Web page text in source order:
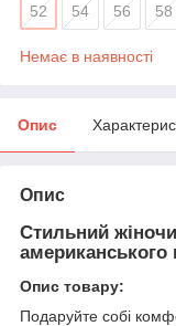
52 54 56 58
Немає в наявності
Опис
Опис
Стильний
американського
Опис товару:
Подаруйте собі